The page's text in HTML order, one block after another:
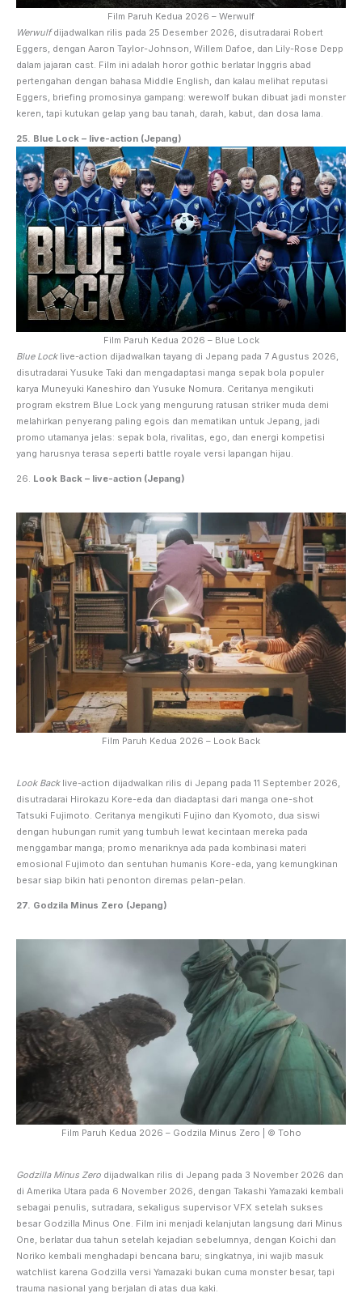
Film Paruh Kedua 2026 – Werwulf
Werwulfdijadwalkan rilis pada 25 Desember 2026, disutradarai Robert
Eggers, dengan Aaron Taylor-Johnson, Willem Dafoe, dan Lily-Rose Depp
dalam jajaran cast. Film ini adalah horor gothic berlatar Inggris abad
pertengahan dengan bahasa Middle English, dan kalau melihat reputasi
Eggers, briefing promosinya gampang: werewolf bukan dibuat jadi monster
keren, tapi kutukan gelap yang bau tanah, darah, kabut, dan dosa lama.
25. Blue Lock – live-action (Jepang)
Film Paruh Kedua 2026 – Blue Lock
Blue Lock live-action dijadwalkan tayang di Jepang pada 7 Agustus 2026,
disutradarai Yusuke Taki dan mengadaptasi manga sepak bola populer
karya Muneyuki Kaneshiro dan Yusuke Nomura. Ceritanya mengikuti
program ekstrem Blue Lock yang mengurung ratusan striker muda demi
melahirkan penyerang paling egois dan mematikan untuk Jepang, jadi
promo utamanya jelas: sepak bola, rivalitas, ego, dan energi kompetisi
yang harusnya terasa seperti battle royale versi lapangan hijau.
26. Look Back – live-action (Jepang)
Film Paruh Kedua 2026 – Look Back
Look Backlive-action dijadwalkan rilis di Jepang pada 11 September 2026,
disutradarai Hirokazu Kore-eda dan diadaptasi dari manga one-shot
Tatsuki Fujimoto. Ceritanya mengikuti Fujino dan Kyomoto, dua siswi
dengan hubungan rumit yang tumbuh lewat kecintaan mereka pada
menggambar manga; promo menariknya ada pada kombinasi materi
emosional Fujimoto dan sentuhan humanis Kore-eda, yang kemungkinan
besar siap bikin hati penonton diremas pelan-pelan.
27. Godzila Minus Zero (Jepang)
Film Paruh Kedua 2026 – Godzila Minus Zero | © Toho
Godzilla Minus Zero dijadwalkan rilis di Jepang pada 3 November 2026 dan
di Amerika Utara pada 6 November 2026, dengan Takashi Yamazaki kembali
sebagai penulis, sutradara, sekaligus supervisor VFX setelah sukses
besar Godzilla Minus One. Film ini menjadi kelanjutan langsung dari Minus
One, berlatar dua tahun setelah kejadian sebelumnya, dengan Koichi dan
Noriko kembali menghadapi bencana baru; singkatnya, ini wajib masuk
watchlist karena Godzilla versi Yamazaki bukan cuma monster besar, tapi
trauma nasional yang berjalan di atas dua kaki.